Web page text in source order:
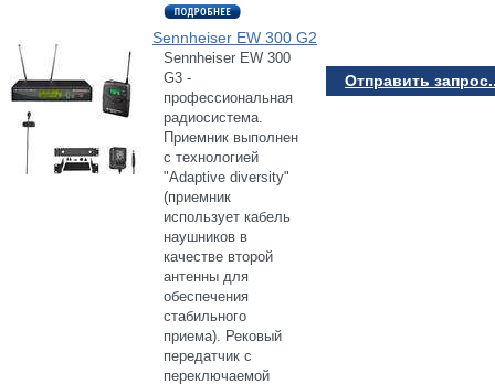
Sennheiser EW 300 G2
Sennheiser EW 300
G3 -
профессиональная
радиосистема.
Приемник выполнен
с технологией
"Adaptive diversity"
(приемник
использует кабель
наушников в
качестве второй
антенны для
обеспечения
стабильного
приема). Рековый
передатчик с
переключаемой
Отправить